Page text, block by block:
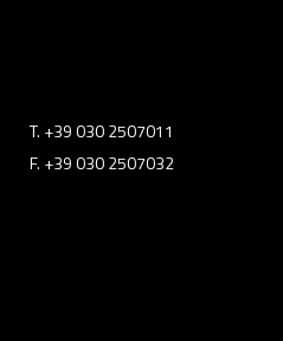
T. +39 030 2507011
F. +39 030 2507032